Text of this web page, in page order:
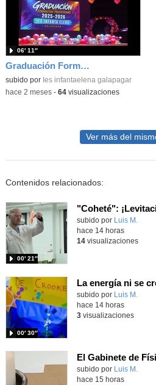
Graduación Formación Profesional 2025-26
subido por Ies infantaelena galapagar
06′ 11″
-hace 2 meses- 64visualizaciones
Ver más del
Contenidos relacionados:
"Coheté":
Contenido educativo.
subido por Luis M.
00′ 21″
hace 14 horas
14visualizaciones
Contenido educativo.
subido por Luis M.
00′ 30″
hace 14 horas
3visualizaciones
Contenido educativo.
subido por Luis M.
hace 15 horas